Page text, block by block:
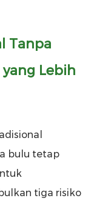
Tanpa
Lebih
bulu tetap
tiga risiko